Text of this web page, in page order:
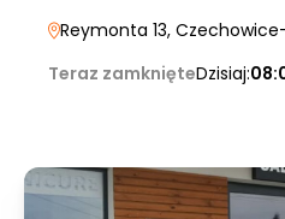
Reymonta 13,
Teraz zamknięteDzisiaj: